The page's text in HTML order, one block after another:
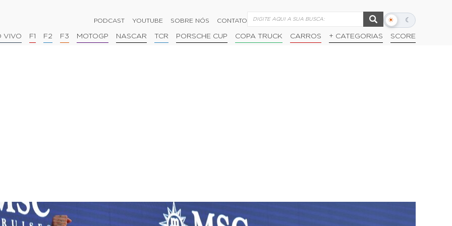
PODCAST YOUTUBE SOBRE NÓS CONTATO ☀ ☾
Alternar
escuro
VIVO F1 F2 F3 MOTOGP NASCAR TCR PORSCHE CUP COPA TRUCK CARROS + CATEGORIAS SCORE